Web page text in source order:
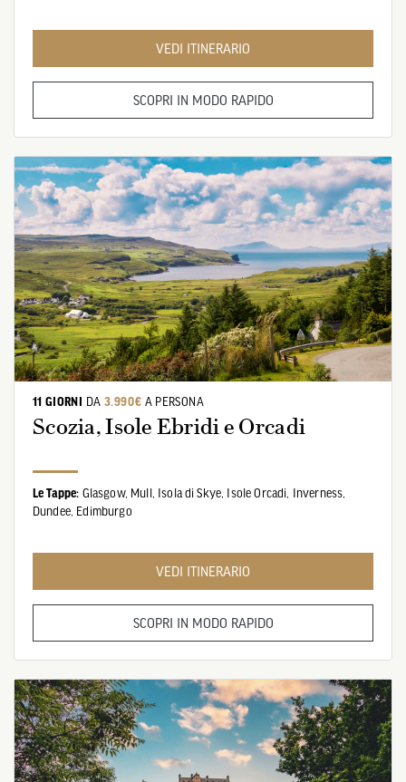
VEDI ITINERARIO
SCOPRI IN MODO RAPIDO
11 GIORNI DA 3.990€ A PERSONA
Scozia, Isole Ebridi e Orcadi
Le Tappe: Glasgow, Mull, Isola di Skye, Isole Orcadi,
Inverness,
Dundee, Edimburgo
VEDI ITINERARIO
SCOPRI IN MODO RAPIDO